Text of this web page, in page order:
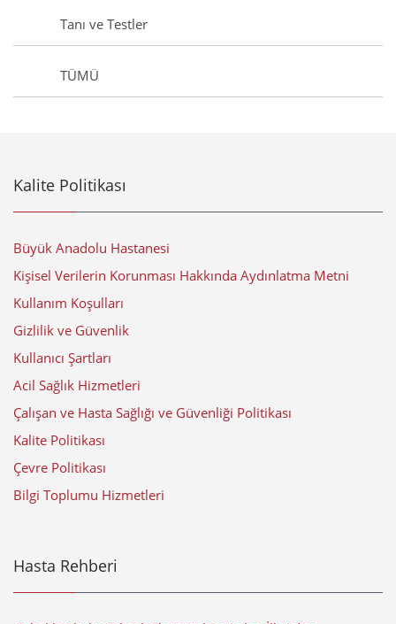
Tanı ve Testler
TÜMÜ
Kalite Politikası
Büyük Anadolu Hastanesi
Kişisel Verilerin Korunması Hakkında Aydınlatma Metni
Kullanım Koşulları
Gizlilik ve Güvenlik
Kullanıcı Şartları
Acil Sağlık Hizmetleri
Çalışan ve Hasta Sağlığı ve Güvenliği Politikası
Kalite Politikası
Çevre Politikası
Bilgi Toplumu Hizmetleri
Hasta Rehberi